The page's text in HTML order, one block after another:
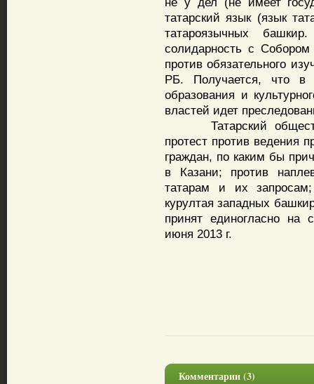
татарский язык (язык
татароязычных
солидарность с
против обязательного
РБ. Получается, что в
образования и
властей идет
Татарский
протест против ведения
граждан, по каким бы
в Казани; против
татарам и их запросам;
курултая западных
принят единогласно на
июня 2013 г.
Комментарии (3)